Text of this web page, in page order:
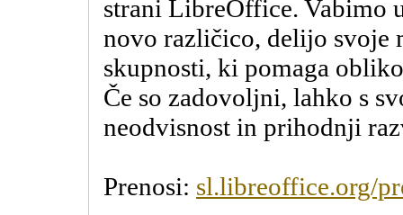
strani LibreOffice. Vabimo
novo različico, delijo svoje
skupnosti, ki pomaga
Če so zadovoljni, lahko s
neodvisnost in prihodnji
Prenosi: sl.libreoffice.org/